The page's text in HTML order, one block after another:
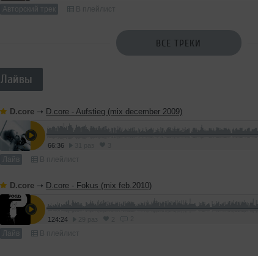
Авторский трек В плейлист
ВСЕ ТРЕКИ
Лайвы
D.core ➝ D.core - Aufstieg (mix december 2009)
66:36
Лайв В плейлист
D.core ➝ D.core - Fokus (mix feb.2010)
124:24
Лайв В плейлист